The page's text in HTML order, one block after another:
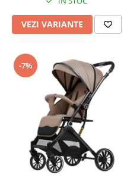
VEZI VARIANTE
-7%